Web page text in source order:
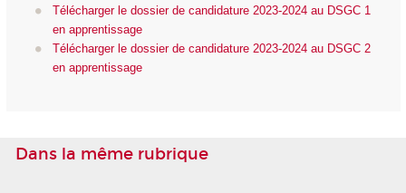
Télécharger le dossier de candidature 2023-2024 au DSGC 1
en apprentissage
Télécharger le dossier de candidature 2023-2024 au DSGC 2
en apprentissage
Dans la même rubrique